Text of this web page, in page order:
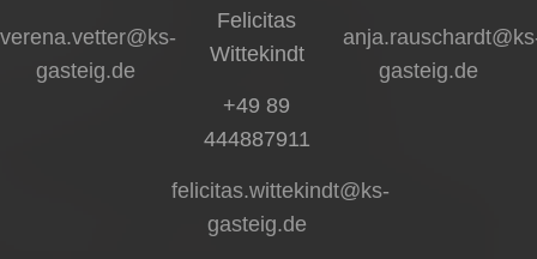
verena.vetter@ks-
gasteig.de
Felicitas
Wittekindt
+49 89
444887911
felicitas.wittekindt@ks-
gasteig.de
gasteig.de